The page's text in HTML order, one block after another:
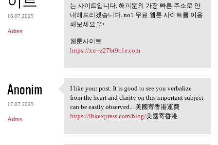
16.07.2025
Adres
는 사이트입니다. 해피툰의 가장 빠른 주소로 안
내해드리겠습니다. no1 무료 웹툰 사이트를 이용
해보세요."/>
웹툰사이트
https://xn--z27bt9c1e.com
Anonim
17.07.2025
Adres
I like your post. It is good
I like your post. It is good to see you verbalize
from the heart and clarity on this important subject
can be easily observed... 美國寄香港運費
https://lhkexpress.com/blog/美國寄香港